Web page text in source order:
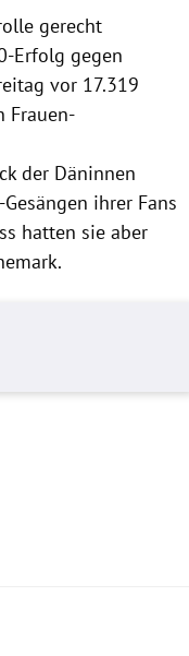
gerecht
Erfolg gegen
vor 17.319
Frauen-
der Däninnen
ihrer Fans
hatten sie aber